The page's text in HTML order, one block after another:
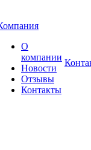
О
компании
Новости
Отзывы
Контакты